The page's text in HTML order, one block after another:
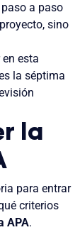
a paso
sino
esta
la séptima
la
para entrar
criterios
APA.